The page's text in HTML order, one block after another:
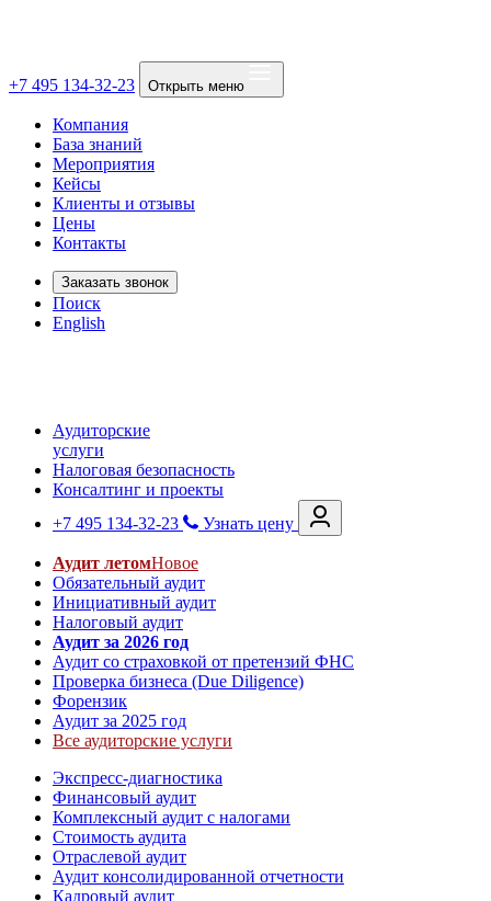
+7 495 134-32-23 Открыть меню
Компания
База знаний
Мероприятия
Кейсы
Клиенты и отзывы
Цены
Контакты
Заказать звонок
Поиск
English
Аудиторские
услуги
Налоговая безопасность
Консалтинг и проекты
+7 495 134-32-23
Узнать цену
Аудит летомНовое
Обязательный аудит
Инициативный аудит
Налоговый аудит
Аудит за 2026 год
Аудит со страховкой от претензий ФНС
Проверка бизнеса (Due Diligence)
Форензик
Аудит за 2025 год
Все аудиторские услуги
Экспресс-диагностика
Финансовый аудит
Комплексный аудит с налогами
Стоимость аудита
Отраслевой аудит
Аудит консолидированной отчетности
Кадровый аудит